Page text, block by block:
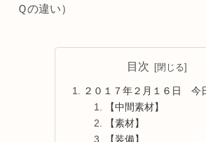
Ｑの違い）
目次
２０１７年２月１６日 今
【中間素材】
【素材】
【装備】